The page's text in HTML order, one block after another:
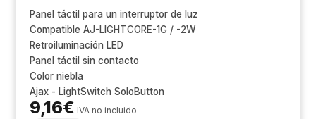
Panel táctil para un interruptor de luz
Compatible AJ-LIGHTCORE-1G / -2W
Retroiluminación LED
Panel táctil sin contacto
Color niebla
Ajax - LightSwitch SoloButton
9,16€ IVA no incluido